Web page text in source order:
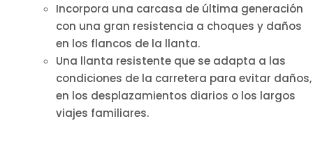
Incorpora una carcasa de última generación
con una gran resistencia a choques y daños
en los flancos de la llanta.
Una llanta resistente que se adapta a las
condiciones de la carretera para evitar daños,
en los desplazamientos diarios o los largos
viajes familiares.